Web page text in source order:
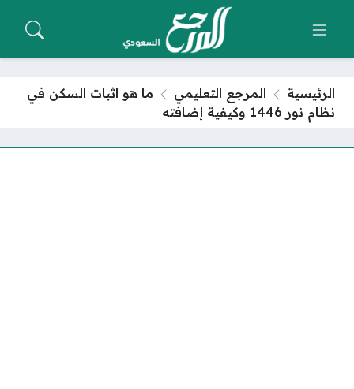
الرئيسية المرجع التعليمي
ما هو اثبات السكن في
نظام نور 1446 وكيفية إضافته